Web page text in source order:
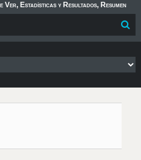
Estadísticas y Resultados, Resumen